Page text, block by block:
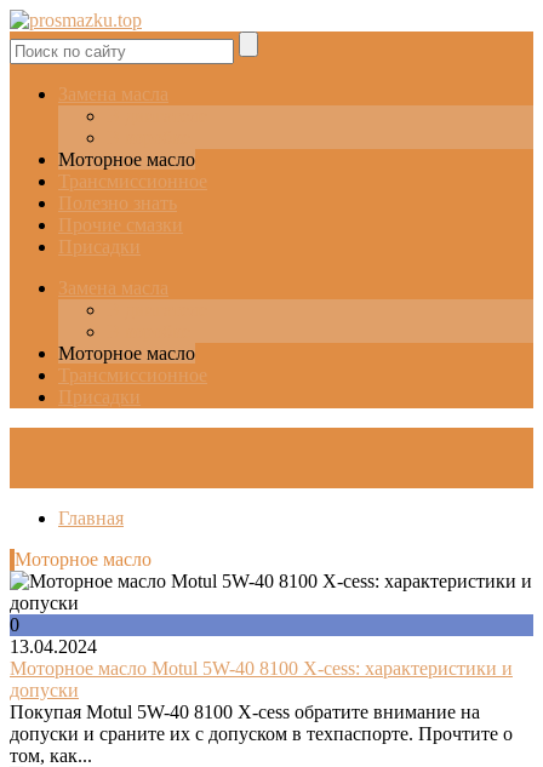
Замена масла
Моторное масло
Трансмиссионное
Полезно знать
Прочие смазки
Присадки
Замена масла
Моторное масло
Трансмиссионное
Присадки
Главная
Моторное масло
0
13.04.2024
Моторное масло Motul 5W-40 8100 X-cess: характеристики и
допуски
Покупая Motul 5W-40 8100 X-cess обратите внимание на
допуски и сраните их с допуском в техпаспорте. Прочтите о
том, как...